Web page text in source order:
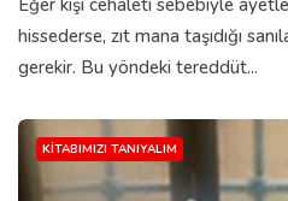
hissederse, zıt mana taşıdığı
gerekir. Bu yöndeki tereddüt...
KITABIMIZI TANIYALIM